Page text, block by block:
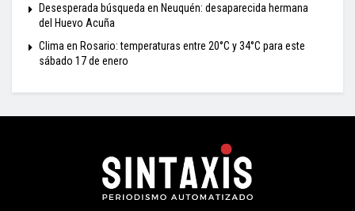
Desesperada búsqueda en Neuquén: desaparecida hermana
del Huevo Acuña
Clima en Rosario: temperaturas entre 20°C y 34°C para este
sábado 17 de enero